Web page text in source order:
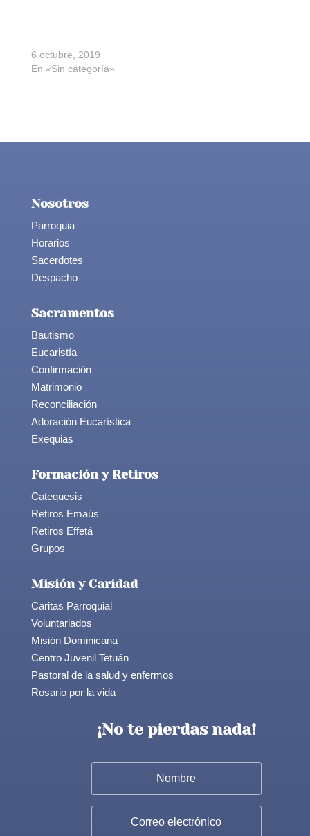
6 octubre, 2019
En «Sin categoría»
Nosotros
Parroquia
Horarios
Sacerdotes
Despacho
Sacramentos
Bautismo
Eucaristía
Confirmación
Matrimonio
Reconciliación
Adoración Eucarística
Exequias
Formación y Retiros
Catequesis
Retiros Emaús
Retiros Effetá
Grupos
Misión y Caridad
Caritas Parroquial
Voluntariados
Misión Dominicana
Centro Juvenil Tetuán
Pastoral de la salud y enfermos
Rosario por la vida
¡No te pierdas nada!